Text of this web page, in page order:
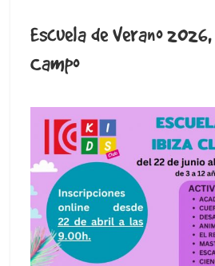
Escuela de Verano
Campo